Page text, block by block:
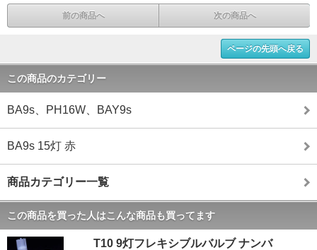
前の商品へ 次の商品へ
ページの先頭へ戻る
この商品のカテゴリー
BA9s、PH16W、BAY9s
BA9s 15灯 赤
商品カテゴリー一覧
この商品を買った人はこんな商品も買ってます
T10 9灯フレキシブルバルブ ナンバ